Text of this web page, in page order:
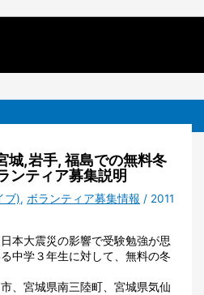
城,岩手, 福島での無料冬
ティア募集説明
ブ),ボランティア募集情報 / 2011
本大震災の影響で受験勉強が思
中学３年生に対して、無料の冬
、宮城県南三陸町、宮城県気仙